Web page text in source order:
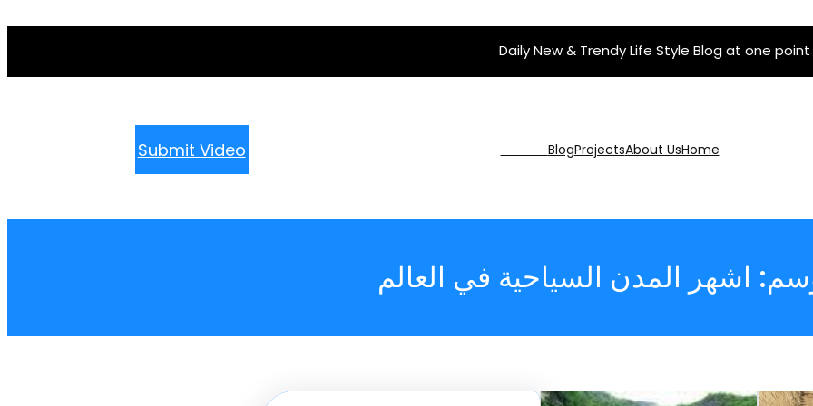
Daily New & Trendy Life Style Blog at one point
Home
About Us
Projects
Blog
Submit Video
اشهر المدن السياحية في العالم